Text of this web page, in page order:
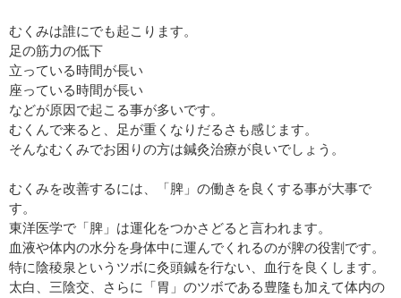
むくみは誰にでも起こります。
足の筋力の低下
立っている時間が長い
座っている時間が長い
などが原因で起こる事が多いです。
むくんで来ると、足が重くなりだるさも感じます。
そんなむくみでお困りの方は鍼灸治療が良いでしょう。
むくみを改善するには、「脾」の働きを良くする事が大事で
す。
東洋医学で「脾」は運化をつかさどると言われます。
血液や体内の水分を身体中に運んでくれるのが脾の役割です。
特に陰稜泉というツボに灸頭鍼を行ない、血行を良くします。
太白、三陰交、さらに「胃」のツボである豊隆も加えて体内の